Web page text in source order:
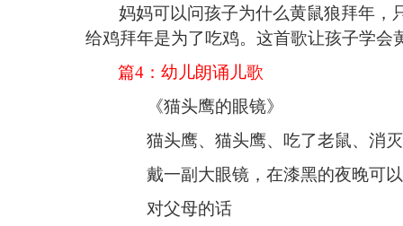
妈妈可以问孩子为什么黄鼠狼拜年，
给鸡拜年是为了吃鸡。这首歌让孩子学会
篇4： 幼儿朗诵儿歌
《猫头鹰的眼镜》
猫头鹰、猫头鹰、 吃了老鼠、 消
戴一副大眼镜，在漆黑的夜晚可以
对父母的话